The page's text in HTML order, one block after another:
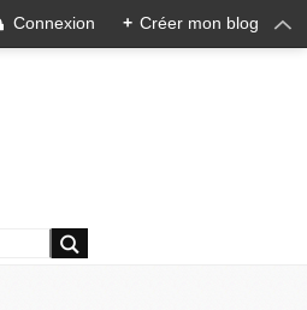
Connexion + Créer mon blog